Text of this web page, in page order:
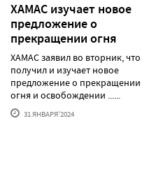
ХАМАС изучает новое
предложение о
прекращении огня
ХАМАС заявил во вторник, что
получил и изучает новое
предложение о прекращении
огня и освобождении ......
31 ЯНВАРЯ'2024